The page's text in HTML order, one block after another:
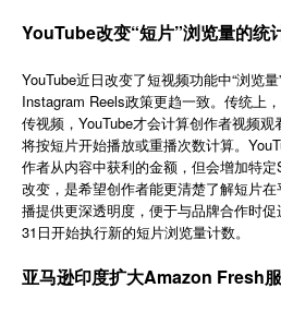
YouTube改变“短片”浏览量的统
YouTube近日改变了短视频功能中“浏览
Instagram Reels政策更趋一致。传统上
传视频，YouTube才会计算创作者视频
将按短片开始播放或重播次数计算。
作者从内容中获利的金额，但会增加特
改变，是希望创作者能更清楚了解短片
播提供更深透明度，便于与品牌合作时
31日开始执行新的短片浏览量计数。
亚马逊印度扩大Amazon Fresh